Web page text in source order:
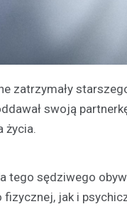
zatrzymały
swoją
życia.
tego sędziwego
jak i